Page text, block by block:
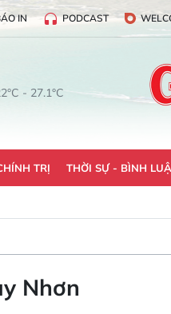
IN PODCAST
- 27.1°C
TRỊ THỜI SỰ - BÌNH
Nhơn